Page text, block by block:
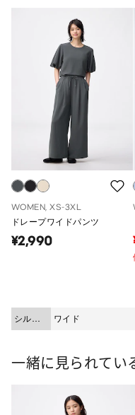
WOMEN, XS-3XL
ドレープワイドパンツ
¥2,990
シルエ
ット
ワイド
一緒に見られてい